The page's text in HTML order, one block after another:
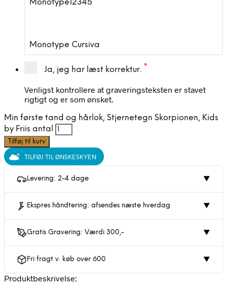
Monotype Cursiva
Ja, jeg har læst korrektur. *
Venligst kontrollere at graveringsteksten er stavet
rigtigt og er som ønsket.
Min første tand og hårlok, Stjernetegn Skorpionen, Kids
by Friis antal
Tilføj til kurv
TILFØJ TIL ØNSKESKYEN
Levering: 2-4 dage ▼
Ekspres håndtering: afsendes næste hverdag ▼
Gratis Gravering: Værdi 300,- ▼
Fri fragt v. køb over 600 ▼
Produktbeskrivelse: